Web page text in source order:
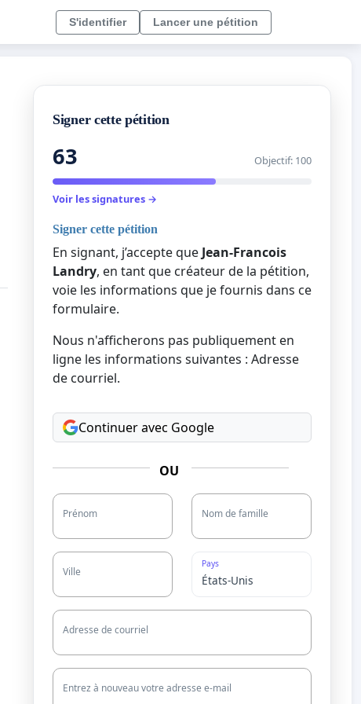
S'identifier Lancer une pétition
Signer cette pétition
63 Objectif: 100
Voir les signatures →
Signer cette pétition
En signant, j’accepte que Jean-Francois
Landry, en tant que créateur de la pétition,
voie les informations que je fournis dans ce
formulaire.
Nous n'afficherons pas publiquement en
ligne les informations suivantes : Adresse
de courriel.
Continuer avec Google
OU
Prénom Nom de famille
Ville
Pays
Adresse de courriel
Entrez à nouveau votre adresse e-mail